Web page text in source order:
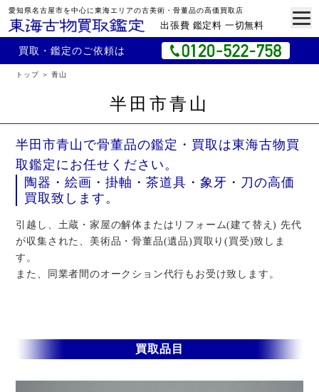
愛知県名古屋市を中心に東海エリアの古美術・骨董品の高価買取店
出張費 鑑定料 一切無料
買取・鑑定のご依頼は
トップ 青山
半田市青山
半田市青山で骨董品の鑑定・買取は東海古物買
取鑑定にお任せください。
陶器・絵画・掛軸・茶道具・象牙・刀の高価
買取致します。
引越し、土蔵・家屋の解体またはリフォーム(建て替え) 先代
が収集された、美術品・骨董品(遺品)買取り(買受)致しま
す。
また、同業者間のオークション代行もお受け致します。
買取品目